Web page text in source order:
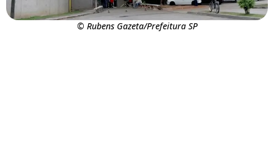
© Rubens Gazeta/Prefeitura SP